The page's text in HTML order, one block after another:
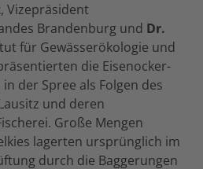
, Vizepräsident
Brandenburg und Dr.
für Gewässerökologie und
die Eisenocker-
der Spree als Folgen des
und deren
Große Mengen
lagerten ursprünglich im
durch die Baggerungen